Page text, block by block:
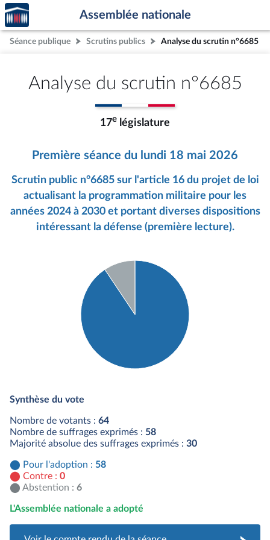
Aller au contenu
Aller en bas de la page
Accèder
à la
page
d'accueil
Assemblée nationale
Séance publique Scrutins publics Analyse du scrutin n°6685
Analyse du scrutin n°6685
17e législature
Première séance du lundi 18 mai 2026
Scrutin public n°6685 sur l'article 16 du projet de loi
actualisant la programmation militaire pour les
années 2024 à 2030 et portant diverses dispositions
intéressant la défense (première lecture).
Synthèse du vote
Nombre de votants : 64
Nombre de suffrages exprimés : 58
Majorité absolue des suffrages exprimés : 30
Pour l'adoption : 58
Contre : 0
Abstention : 6
L'Assemblée nationale a adopté